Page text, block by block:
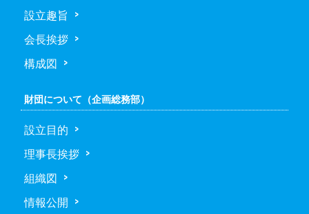
設立趣旨
会長挨拶
構成図
財団について（企画総務部）
設立目的
理事長挨拶
組織図
情報公開